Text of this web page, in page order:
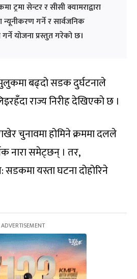
सेन्टर र सीसी क्यामराद्वारा
न्यूनीकरण गर्ने र सार्वजनिक
योजना प्रस्तुत गरेको छ।
बढ्दो सडक दुर्घटनाले
राज्य निरीह देखिएको छ ।
चुनावमा होमिने क्रममा दलले
नारा समेट्छन् । तर,
सडकमा यस्ता घटना दोहोरिने